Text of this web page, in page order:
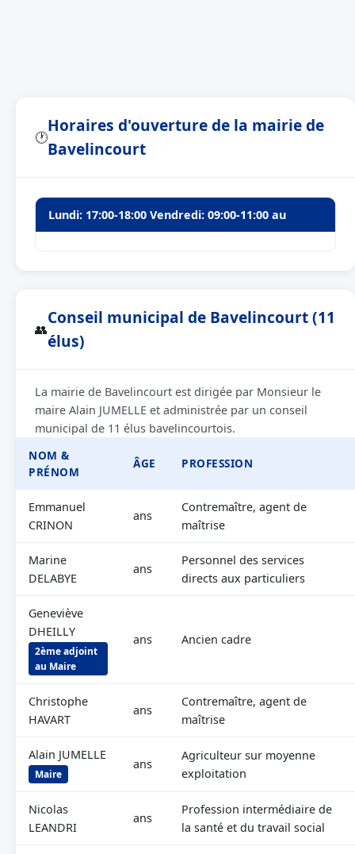
🕐
Horaires d'ouverture de la mairie de
Bavelincourt
Lundi: 17:00-18:00 Vendredi: 09:00-11:00 au
👥
Conseil municipal de Bavelincourt (11
élus)
La mairie de Bavelincourt est dirigée par Monsieur le
maire Alain JUMELLE et administrée par un conseil
municipal de 11 élus bavelincourtois.
NOM &
PRÉNOM
ÂGE PROFESSION
Emmanuel
CRINON
ans
Contremaître, agent de
maîtrise
Marine
DELABYE
ans
Personnel des services
directs aux particuliers
Geneviève
DHEILLY
2ème adjoint
au Maire
ans Ancien cadre
Christophe
HAVART
ans
Contremaître, agent de
maîtrise
Alain JUMELLE
Maire
ans
Agriculteur sur moyenne
exploitation
Nicolas
LEANDRI
ans
Profession intermédiaire de
la santé et du travail social